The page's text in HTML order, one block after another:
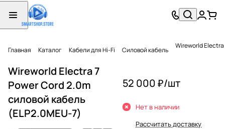
Главная Каталог Кабели для Hi-Fi Силовой кабель Wireworld Electra
Wireworld Electra 7
Power Cord 2.0m
силовой кабель
(ELP2.0MEU-7)
52 000 ₽/шт
Нет в наличии
Рассчитать доставку